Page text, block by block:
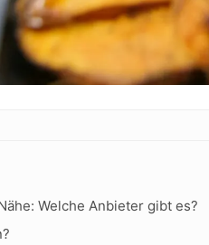
Welche Anbieter gibt es?